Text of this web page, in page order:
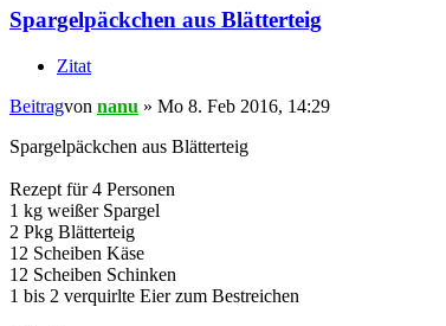
Spargelpäckchen aus Blätterteig
Zitat
Beitragvon nanu » Mo 8. Feb 2016, 14:29
Spargelpäckchen aus Blätterteig
Rezept für 4 Personen
1 kg weißer Spargel
2 Pkg Blätterteig
12 Scheiben Käse
12 Scheiben Schinken
1 bis 2 verquirlte Eier zum Bestreichen